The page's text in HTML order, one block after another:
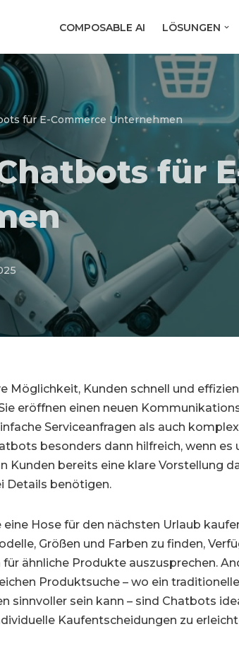
COMPOSABLE AI LÖSUNGEN
für E-Commerce Unternehmen
für
Möglichkeit, Kunden schnell und
eröffnen einen neuen
Serviceanfragen als auch
besonders dann hilfreich, wenn es
Kunden bereits eine klare Vorstellung
Details benötigen.
eine Hose für den nächsten Urlaub
Größen und Farben zu finden,
ähnliche Produkte auszusprechen.
Produktsuche – wo ein
sinnvoller sein kann – sind Chatbots
Kaufentscheidungen zu